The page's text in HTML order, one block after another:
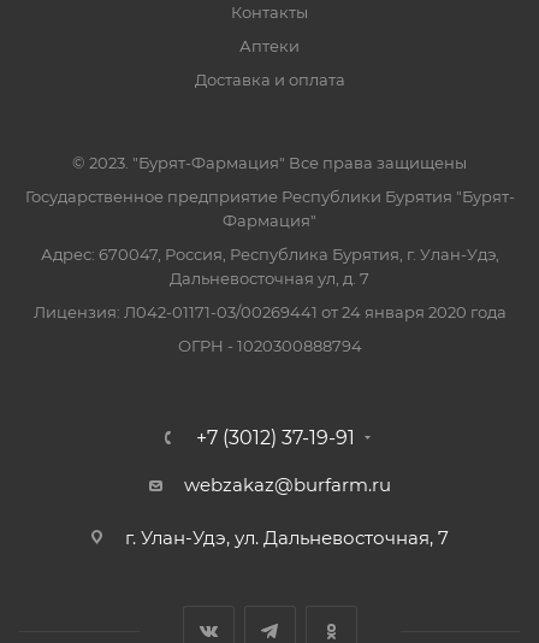
Контакты
Аптеки
Доставка и оплата
© 2023. "Бурят-Фармация" Все права защищены
Государственное предприятие Республики Бурятия "Бурят-
Фармация"
Адрес: 670047, Россия, Республика Бурятия, г. Улан-Удэ,
Дальневосточная ул, д. 7
Лицензия: Л042-01171-03/00269441 от 24 января 2020 года
ОГРН - 1020300888794
+7 (3012) 37-19-91
webzakaz@burfarm.ru
г. Улан-Удэ, ул. Дальневосточная, 7